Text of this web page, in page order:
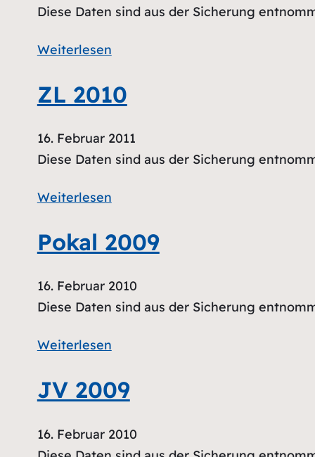
Diese Daten sind aus der Sicherung
Weiterlesen
ZL 2010
16. Februar 2011
Diese Daten sind aus der Sicherung
Weiterlesen
Pokal 2009
16. Februar 2010
Diese Daten sind aus der Sicherung
Weiterlesen
JV 2009
16. Februar 2010